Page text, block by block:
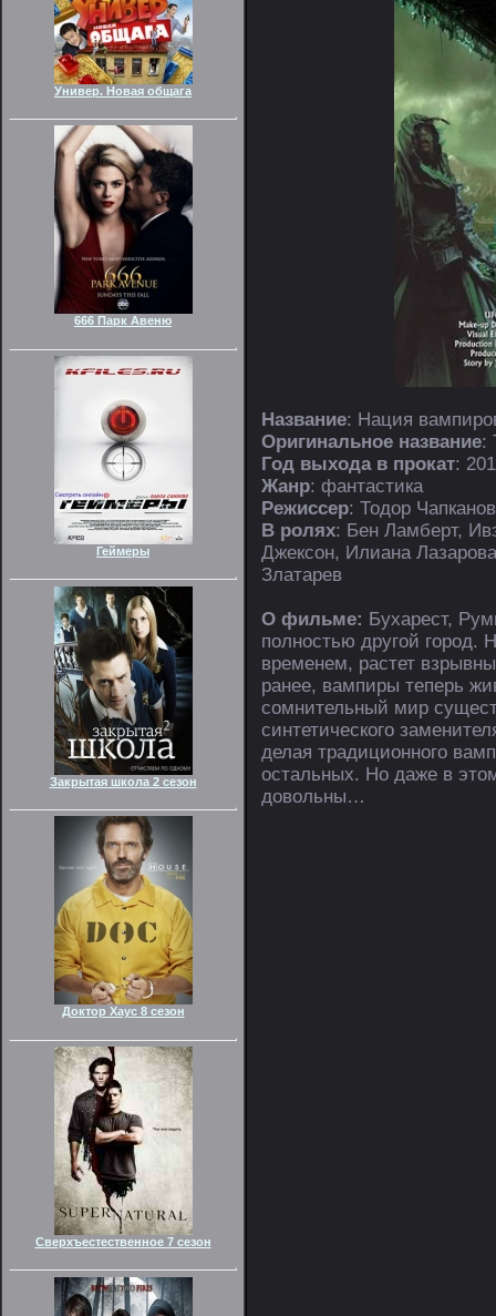
Универ. Новая общага
666 Парк Авеню
Геймеры
Закрытая школа 2 сезон
Доктор Хаус 8 сезон
Сверхъестественное 7 сезон
Название: Нация
Оригинальное название:
Год выхода в прокат:
Жанр: фантастика
Режиссер: Тодор Чапканов
В ролях: Бен Ламберт,
Джексон, Илиана
Златарев
О фильме: Бухарест,
полностью другой город.
временем, растет
ранее, вампиры теперь
сомнительный мир
синтетического
делая традиционного
остальных. Но даже в
довольны…